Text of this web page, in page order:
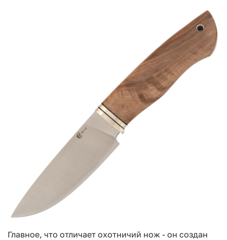
Главное, что отличает охотничий нож - он создан